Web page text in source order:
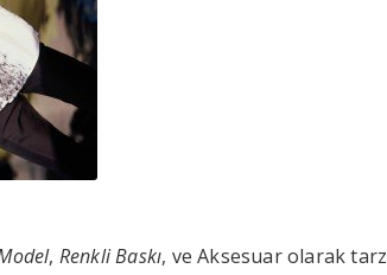
, Renkli Baskı, ve Aksesuar olarak tarz